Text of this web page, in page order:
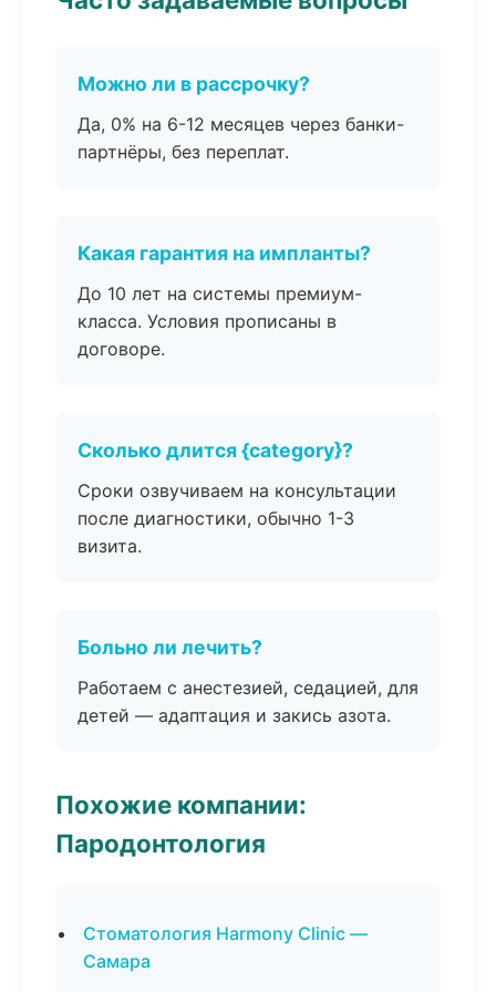
Можно ли в рассрочку?
Да, 0% на 6-12 месяцев через банки-
партнёры, без переплат.
Какая гарантия на импланты?
До 10 лет на системы премиум-
класса. Условия прописаны в
договоре.
Сколько длится {category}?
Сроки озвучиваем на консультации
после диагностики, обычно 1-3
визита.
Больно ли лечить?
Работаем с анестезией, седацией, для
детей — адаптация и закись азота.
Похожие компании:
Пародонтология
Стоматология Harmony Clinic —
Самара